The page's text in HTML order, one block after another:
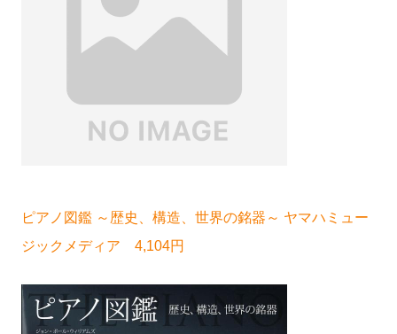
ピアノ図鑑 ～歴史、構造、世界の銘器～ ヤマハミュー
ジックメディア 4,104円